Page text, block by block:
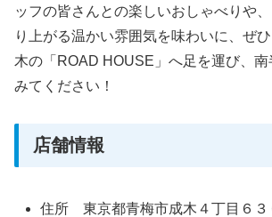
ッフの皆さんとの楽しいおしゃべりや
り上がる温かい雰囲気を味わいに、ぜ
木の「ROAD HOUSE」へ足を運び、
みてください！
店舗情報
住所 東京都青梅市成木４丁目６３